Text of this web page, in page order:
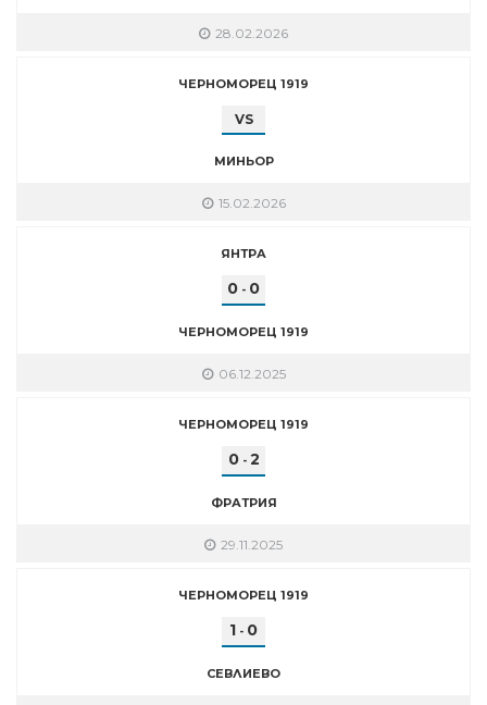
28.02.2026
ЧЕРНОМОРЕЦ 1919
VS
МИНЬОР
15.02.2026
ЯНТРА
0 - 0
ЧЕРНОМОРЕЦ 1919
06.12.2025
ЧЕРНОМОРЕЦ 1919
0- 2
ФРАТРИЯ
29.11.2025
ЧЕРНОМОРЕЦ 1919
1 - 0
СЕВЛИЕВО